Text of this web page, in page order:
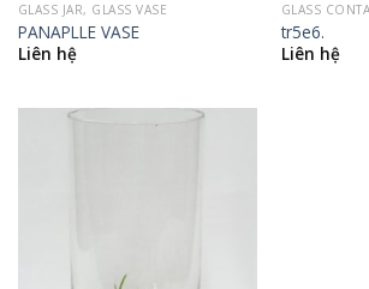
GLASS JAR, GLASS VASE
PANAPLLE VASE
Liên hệ
GLASS
tr5e6.
Liên hệ